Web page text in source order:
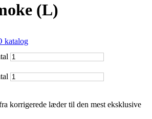
(L)
katalog
korrigerede læder til den mest eksklusive